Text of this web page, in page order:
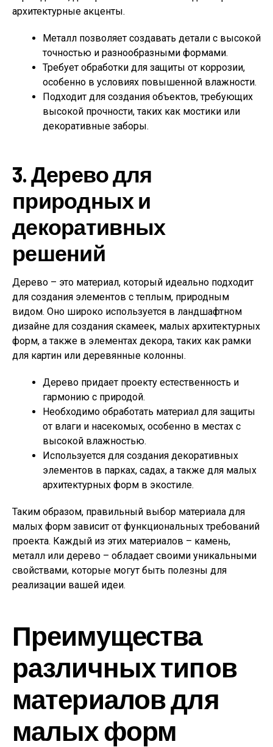
архитектурные акценты.
Металл позволяет создавать детали с высокой
точностью и разнообразными формами.
Требует обработки для защиты от коррозии,
особенно в условиях повышенной влажности.
Подходит для создания объектов, требующих
высокой прочности, таких как мостики или
декоративные заборы.
3. Дерево для
природных и
декоративных
решений
Дерево – это материал, который идеально подходит
для создания элементов с теплым, природным
видом. Оно широко используется в ландшафтном
дизайне для создания скамеек, малых архитектурных
форм, а также в элементах декора, таких как рамки
для картин или деревянные колонны.
Дерево придает проекту естественность и
гармонию с природой.
Необходимо обработать материал для защиты
от влаги и насекомых, особенно в местах с
высокой влажностью.
Используется для создания декоративных
элементов в парках, садах, а также для малых
архитектурных форм в экостиле.
Таким образом, правильный выбор материала для
малых форм зависит от функциональных требований
проекта. Каждый из этих материалов – камень,
металл или дерево – обладает своими уникальными
свойствами, которые могут быть полезны для
реализации вашей идеи.
Преимущества
различных типов
материалов для
малых форм